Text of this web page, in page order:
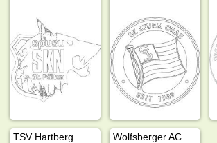
TSV Hartberg Wolfsberger AC